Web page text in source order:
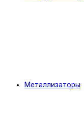
Металлизаторы